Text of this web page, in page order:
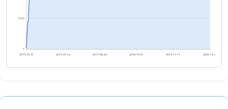
0
2 023
2015-05-31 2016-07-10 2017-08-20 2018-10-01 2019-11-11 2020-12-21